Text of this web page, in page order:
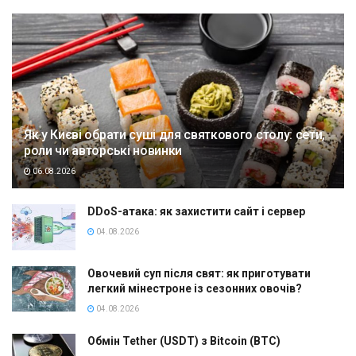
Як у Києві обрати суші для святкового столу: сети,
роли чи авторські новинки
06.08.2026
DDoS-атака: як захистити сайт і сервер
04.08.2026
Овочевий суп після свят: як приготувати
легкий мінестроне із сезонних овочів?
04.08.2026
Обмін Tether (USDT) з Bitcoin (BTC)